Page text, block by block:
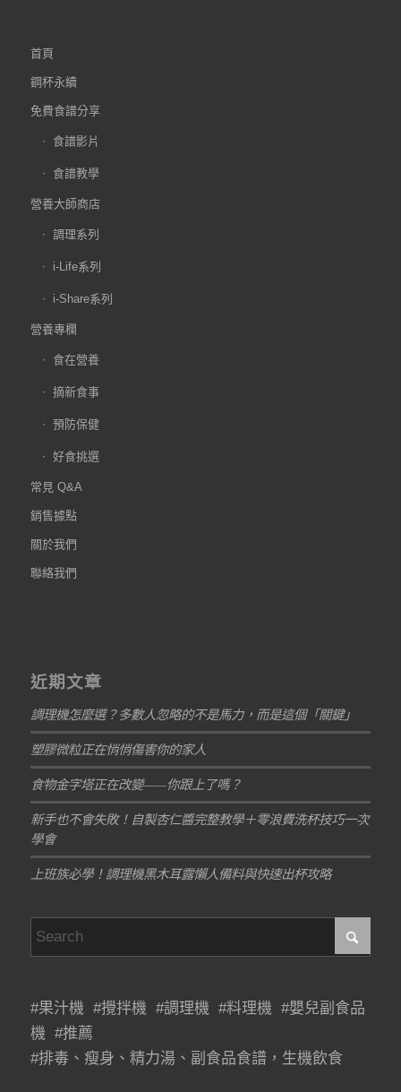
首頁
鋼杯永續
免費食譜分享
食譜影片
食譜教學
營養大師商店
調理系列
i-Life系列
i-Share系列
營養專欄
食在營養
摘新食事
預防保健
好食挑選
常見 Q&A
銷售據點
關於我們
聯絡我們
近期文章
調理機怎麼選？多數人忽略的不是馬力，而是這個「關鍵」
塑膠微粒正在悄悄傷害你的家人
食物金字塔正在改變——你跟上了嗎？
新手也不會失敗！自製杏仁醬完整教學＋零浪費洗杯技巧一次
學會
上班族必學！調理機黑木耳露懶人備料與快速出杯攻略
#果汁機 #攪拌機 #調理機 #料理機 #嬰兒副食品
機 #推薦
#排毒、瘦身、精力湯、副食品食譜，生機飲食